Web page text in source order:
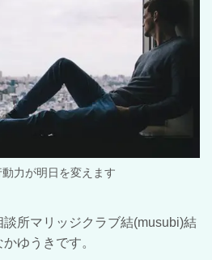
力が明日を変えます
所マリッジクラブ結(musubi)結
ゆうきです。